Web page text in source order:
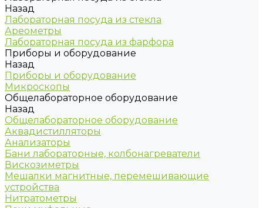
Назад
Лабораторная посуда из стекла
Ареометры
Лабораторная посуда из фарфора
Приборы и оборудование
Назад
Приборы и оборудование
Микроскопы
Общелабораторное оборудование
Назад
Общелабораторное оборудование
Аквадистилляторы
Анализаторы
Бани лабораторные, колбонагреватели
Вискозиметры
Мешалки магнитные, перемешивающие
устройства
Нитратометры